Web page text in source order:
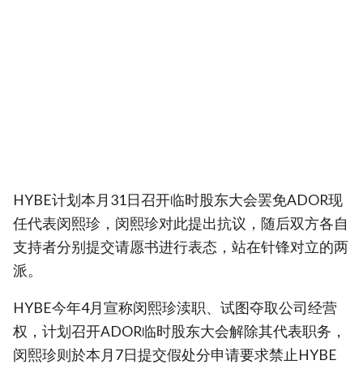
HYBE计划本月31日召开临时股东大会罢免ADOR现
任代表闵熙珍，闵熙珍对此提出抗议，随后双方各自
支持者分别提交请愿书进行表态，站在针锋对立的两
派。
HYBE今年4月宣称闵熙珍渎职、试图夺取公司经营
权，计划召开ADOR临时股东大会解除其代表职务，
闵熙珍则於本月7日提交假处分申请要求禁止HYBE